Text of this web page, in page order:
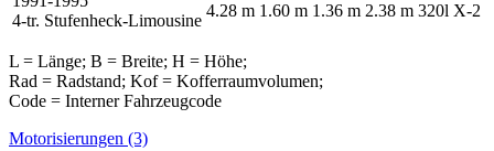
4-tr. Stufenheck-Limousine
4.28 m 1.60 m 1.36 m 2.38 m 320l X-2
L = Länge; B = Breite; H = Höhe;
Rad = Radstand; Kof = Kofferraumvolumen;
Code = Interner Fahrzeugcode
Motorisierungen (3)